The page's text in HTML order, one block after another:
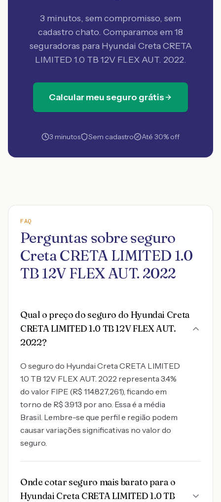
3 minutos, sem compromisso, sem
cadastro chato. Comparamos em 18
seguradoras para Hyundai Creta CRETA
LIMITED 1.0 TB 12V FLEX AUT. 2022.
Calcular meu seguro grátis
3 minutos Sem cadastro Até 30% off
FAQ
Perguntas sobre seguro
Creta CRETA LIMITED 1.0
TB 12V FLEX AUT. 2022
Qual o preço do seguro do Hyundai Creta
CRETA LIMITED 1.0 TB 12V FLEX AUT.
2022?
O seguro do Hyundai Creta CRETA LIMITED
1.0 TB 12V FLEX AUT. 2022 representa 3.4%
do valor FIPE (R$ 114.827,261), ficando em
torno de R$ 3.913 por ano. Essa é a média
Brasil. Lembre-se que perfil e região podem
causar variações significativas no valor do
seguro.
Onde cotar seguro mais barato para o
Hyundai Creta CRETA LIMITED 1.0 TB